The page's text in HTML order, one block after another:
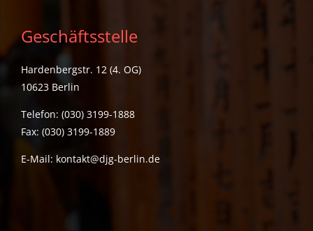
Geschäftsstelle
Hardenbergstr. 12 (4. OG)
10623 Berlin
Telefon: (030) 3199-1888
Fax: (030) 3199-1889
E-Mail: kontakt@djg-berlin.de